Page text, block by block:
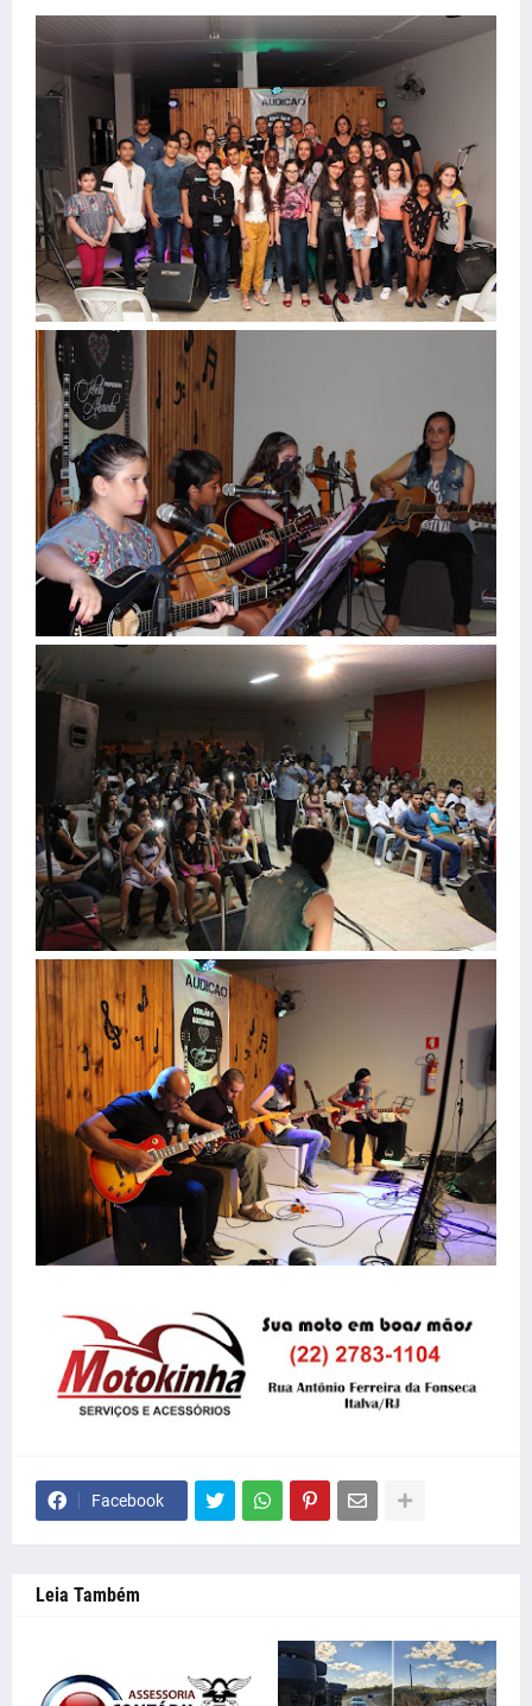
Facebook
Leia Também